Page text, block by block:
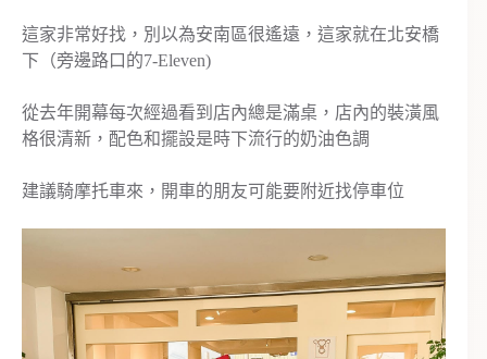
這家非常好找，別以為安南區很遙遠，這家就在北安橋
下（旁邊路口的7-Eleven)
從去年開幕每次經過看到店內總是滿桌，店內的裝潢風
格很清新，配色和擺設是時下流行的奶油色調
建議騎摩托車來，開車的朋友可能要附近找停車位